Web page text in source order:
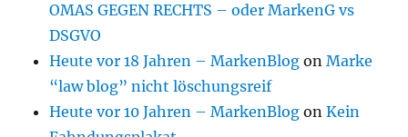
OMAS GEGEN RECHTS – oder MarkenG vs
DSGVO
Heute vor 18 Jahren – MarkenBlog onMarke
“law blog” nicht löschungsreif
Heute vor 10 Jahren – MarkenBlog onKein